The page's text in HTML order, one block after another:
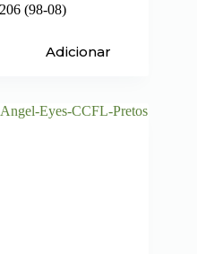
(98-08)
Adicionar